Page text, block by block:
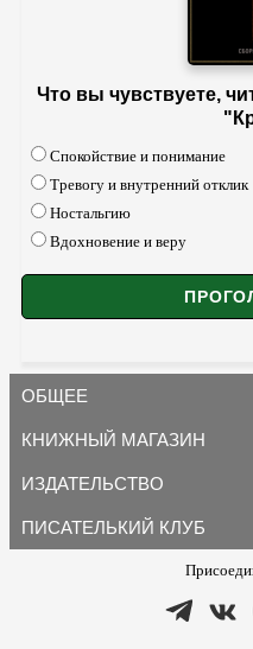
Что вы чувствуете,
Спокойствие и понимание
Тревогу и внутренний отклик
Ностальгию
Вдохновение и веру
ОБЩЕЕ
КНИЖНЫЙ МАГАЗИН
ИЗДАТЕЛЬСТВО
ПИСАТЕЛЬКИЙ КЛУБ